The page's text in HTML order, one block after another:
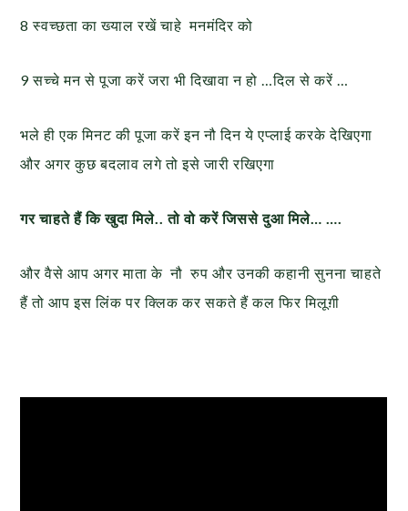
8 स्वच्छता का ख्याल रखें चाहे मनमंदिर को
9 सच्चे मन से पूजा करें जरा भी दिखावा न हो …दिल से करें …
भले ही एक मिनट की पूजा करें इन नौ दिन ये एप्लाई करके देखिएगा
और अगर कुछ बदलाव लगे तो इसे जारी रखिएगा
गर चाहते हैं कि खुदा मिले.. तो वो करें जिससे दुआ मिले… ….
और वैसे आप अगर माता के नौ रुप और उनकी कहानी सुनना चाहते
हैं तो आप इस लिंक पर क्लिक कर सकते हैं कल फिर मिलूग़ी